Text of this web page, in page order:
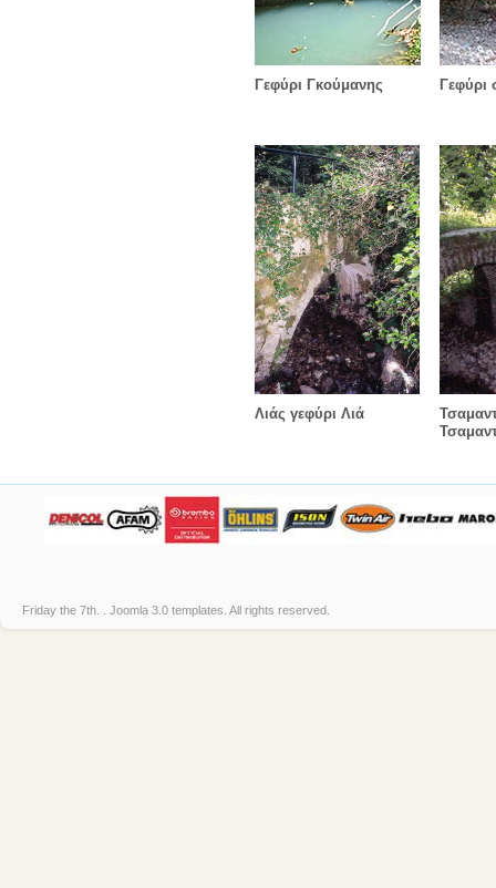
Γεφύρι Γκούμανης Γεφύρι
Λιάς γεφύρι Λιά
Friday the 7th. . Joomla 3.0 templates . All rights reserved.